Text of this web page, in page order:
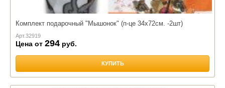
Комплект подарочный "Мышонок" (п-це 34х72см. -2шт)
Арт.32919
Цена от 294 руб.
КУПИТЬ